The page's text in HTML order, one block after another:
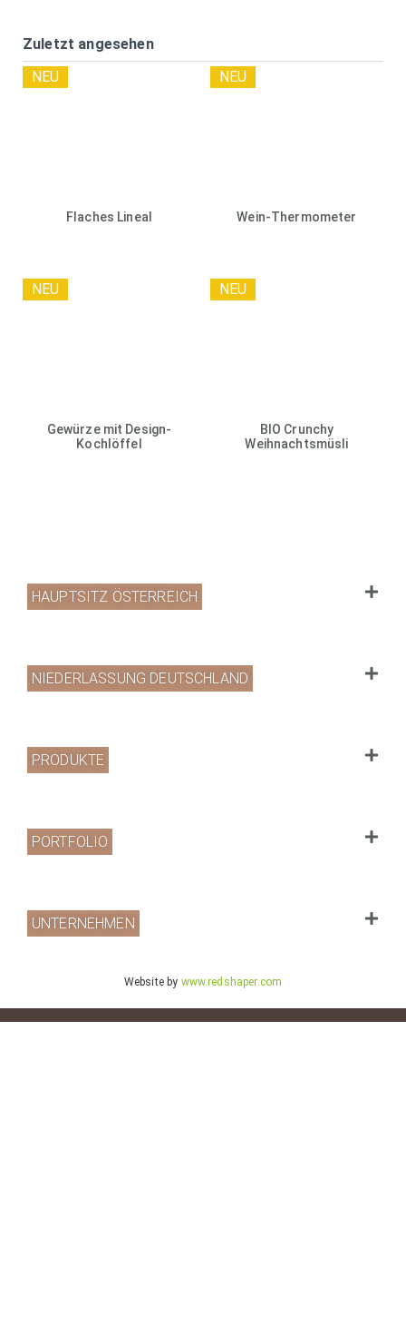
Zuletzt angesehen
Flaches Lineal
NEU
Wein-Thermometer
NEU
Gewürze mit Design-
Kochlöffel
NEU
BIO Crunchy
Weihnachtsmüsli
NEU
HAUPTSITZ ÖSTERREICH
NIEDERLASSUNG DEUTSCHLAND
PRODUKTE
PORTFOLIO
UNTERNEHMEN
Website by www.redshaper.com